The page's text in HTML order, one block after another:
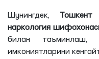
Шунингдек,
наркология
билан таъминлаш,
имкониятларини